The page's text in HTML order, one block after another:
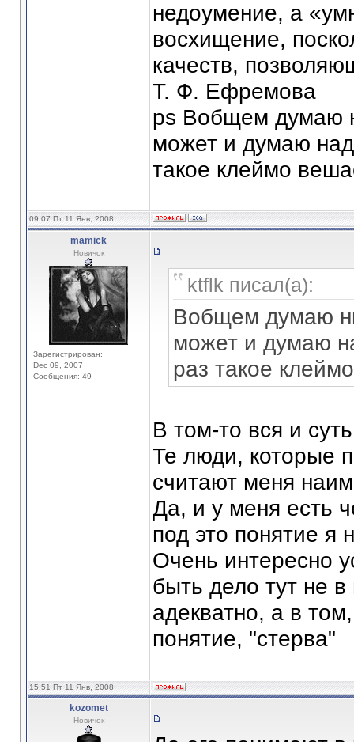
недоумение, а
восхищение,
качеств,
Т. Ф. Ефремова
ps Вобщем думаю
может и думаю
такое клеймо
09:07 Пт 11 Янв, 2008
mamick
Новичок
Зарегистрирован:
Dec 09, 2007
Сообщения: 49
ktflk писал(а):
Вобщем думаю
может и думаю
раз такое
В том-то вся и
Те люди, которые
считают меня
Да, и у меня есть
под это понятие я
Очень интересно
быть дело тут не
адекватно, а в
понятие, "стерва"
15:51 Пт 11 Янв, 2008
kozomet
Новичок